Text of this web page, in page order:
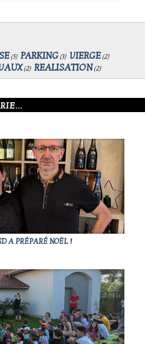
(5) PARKING (3) VIERGE (2)
(2) REALISATION (2)
A PRÉPARÉ NOËL !